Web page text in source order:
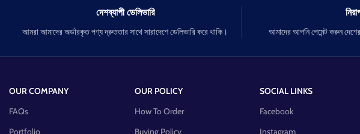
দেশব্যাপী ডেলিভারি
আমরা আমাদের অর্ডারকৃত পণ্য দ্রুততার সাথে সারাদেশে ডেলিভারি করে থাকি। আমাদের আপনি পেমেন্ট করুন
OUR COMPANY
FAQs
Portfolio
OUR POLICY
How To Order
Buying Policy
SOCIAL LINKS
Facebook
Instagram